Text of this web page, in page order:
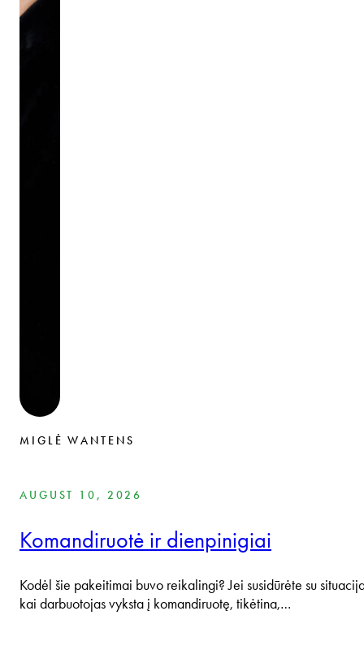
MIGLĖ WANTENS
AUGUST 10, 2026
Komandiruotė ir dienpinigiai
Kodėl šie pakeitimai buvo reikalingi? Jei susidūrėte su
kai darbuotojas vyksta į komandiruotę, tikėtina,…